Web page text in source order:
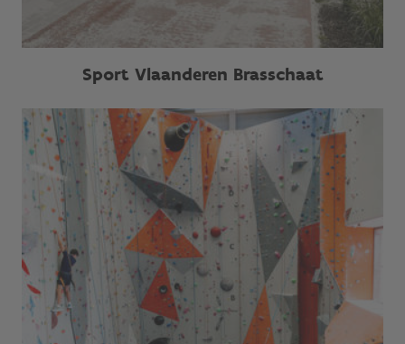
Sport Vlaanderen Brasschaat